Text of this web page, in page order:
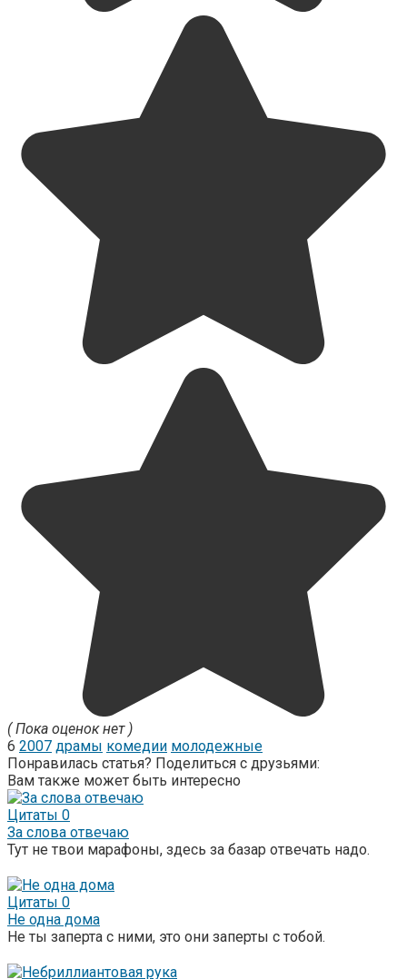
( Пока оценок нет )
6 2007 драмы комедии молодежные
Понравилась статья? Поделиться с друзьями:
Вам также может быть интересно
Цитаты 0
За слова отвечаю
Тут не твои марафоны, здесь за базар отвечать надо.
Цитаты 0
Не одна дома
Не ты заперта с ними, это они заперты с тобой.